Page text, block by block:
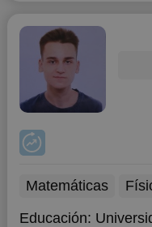
Matemáticas
Educación: